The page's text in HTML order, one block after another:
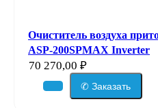
Очиститель воздуха
ASP-200SPMAX Inverter
70 270,00 ₽
✆ Заказать